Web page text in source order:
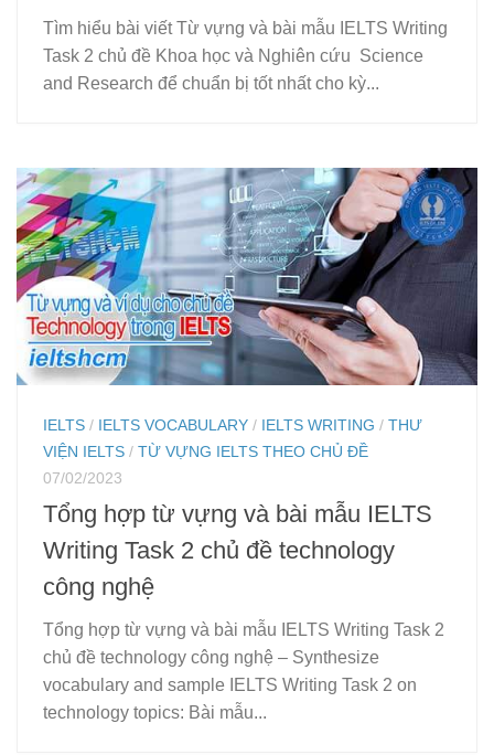
Tìm hiểu bài viết Từ vựng và bài mẫu IELTS Writing
Task 2 chủ đề Khoa học và Nghiên cứu Science
and Research để chuẩn bị tốt nhất cho kỳ...
IELTS / IELTS VOCABULARY / IELTS WRITING / THƯ
VIỆN IELTS / TỪ VỰNG IELTS THEO CHỦ ĐỀ
07/02/2023
Tổng hợp từ vựng và bài mẫu IELTS
Writing Task 2 chủ đề technology
công nghệ
Tổng hợp từ vựng và bài mẫu IELTS Writing Task 2
chủ đề technology công nghệ – Synthesize
vocabulary and sample IELTS Writing Task 2 on
technology topics: Bài mẫu...